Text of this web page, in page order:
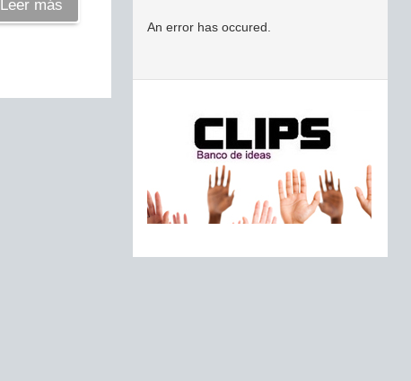
Leer más
An error has occured.